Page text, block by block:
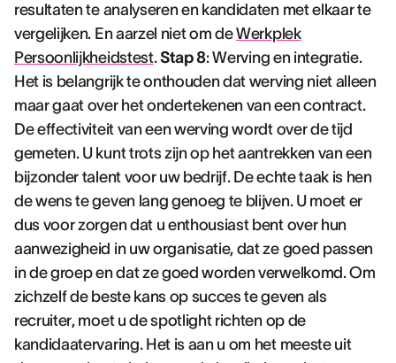
resultaten te analyseren en kandidaten met elkaar te
vergelijken. En aarzel niet om deWerkplek
Persoonlijkheidstest.Stap 8: Werving en integratie.
Het is belangrijk te onthouden dat werving niet alleen
maar gaat over het ondertekenen van een contract.
De effectiviteit van een werving wordt over de tijd
gemeten. U kunt trots zijn op het aantrekken van een
bijzonder talent voor uw bedrijf. De echte taak is hen
de wens te geven lang genoeg te blijven. U moet er
dus voor zorgen dat u enthousiast bent over hun
aanwezigheid in uw organisatie, dat ze goed passen
in de groep en dat ze goed worden verwelkomd. Om
zichzelf de beste kans op succes te geven als
recruiter, moet u de spotlight richten op de
kandidaatervaring. Het is aan u om het meeste uit